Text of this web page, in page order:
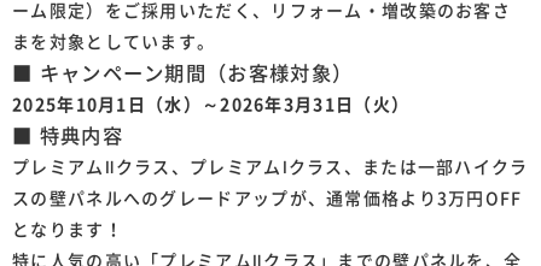
ーム限定）をご採用いただく、リフォーム・増改築のお客さ
まを対象としています。
■ キャンペーン期間（お客様対象）
2025年10月1日（水）～2026年3月31日（火）
■ 特典内容
プレミアムⅡクラス、プレミアムⅠクラス、または一部ハイクラ
スの壁パネルへのグレードアップが、通常価格より3万円OFF
となります！
特に人気の高い「プレミアムⅡクラス」までの壁パネルを、全